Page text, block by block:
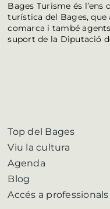
Bages Turisme és
turística del Bages,
comarca i també
suport de la Diputació
Top del Bages
Viu la cultura
Agenda
Blog
Accés a professionals